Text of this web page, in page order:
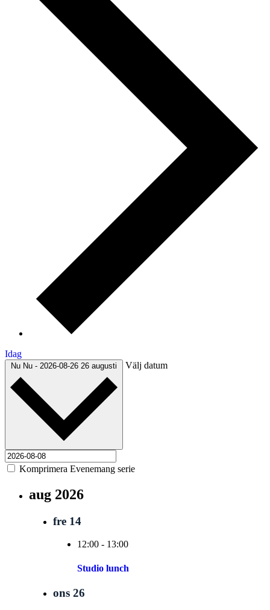
Idag
Nu Nu - 2026-08-26 26 augusti Välj datum
Komprimera Evenemang serie
aug 2026
fre 14
12:00 - 13:00
Studio lunch
ons 26